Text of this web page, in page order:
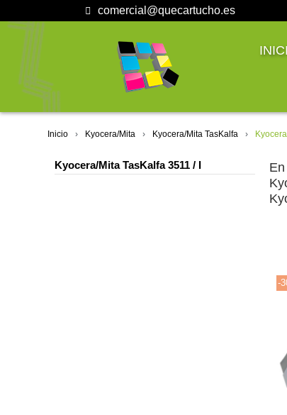
comercial@quecartucho.es
Inicio Kyocera/Mita Kyocera/Mita TasKalfa
Kyocera/Mita TasKalfa 3511 / I
-